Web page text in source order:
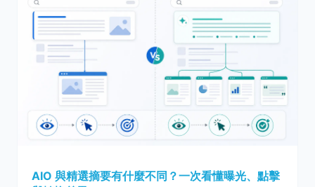
AIO 與精選摘要有什麼不同？一次看懂曝光、點擊